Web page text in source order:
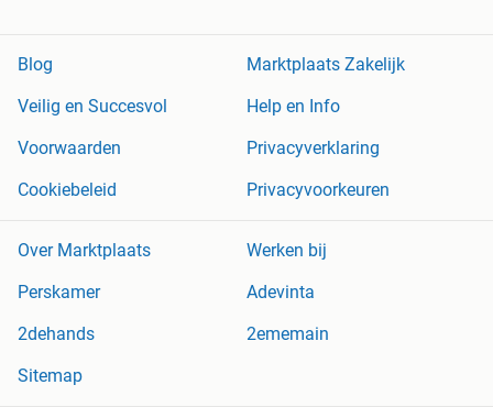
Blog
Marktplaats Zakelijk
Veilig en Succesvol
Help en Info
Voorwaarden
Privacyverklaring
Cookiebeleid
Privacyvoorkeuren
Over Marktplaats
Werken bij
Perskamer
Adevinta
2dehands
2ememain
Sitemap